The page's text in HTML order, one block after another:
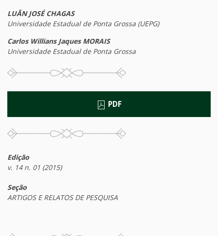
LUÃN JOSÉ CHAGAS
Universidade Estadual de Ponta Grossa (UEPG)
Carlos Willians Jaques MORAIS
Universidade Estadual de Ponta Grossa
PDF
Edição
v. 14 n. 01 (2015)
Seção
ARTIGOS E RELATOS DE PESQUISA